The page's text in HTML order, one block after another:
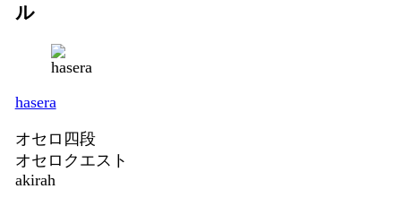
ル
hasera
オセロ四段
オセロクエスト
akirah